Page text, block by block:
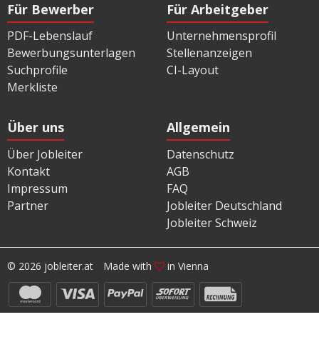
Für Bewerber
PDF-Lebenslauf
Bewerbungsunterlagen
Suchprofile
Merkliste
Für Arbeitgeber
Unternehmensprofil
Stellenanzeigen
CI-Layout
Über uns
Über Jobleiter
Kontakt
Impressum
Partner
Allgemein
Datenschutz
AGB
FAQ
Jobleiter Deutschland
Jobleiter Schweiz
© 2026 jobleiter.at Made with in Vienna